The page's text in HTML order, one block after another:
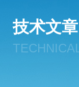
技术文章